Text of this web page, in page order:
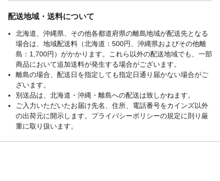
配送地域・送料について
北海道、沖縄県、その他各都道府県の離島地域が配送先となる
場合は、地域配送料（北海道：500円、沖縄県およびその他離
島：1,700円）がかかります。これら以外の配送地域でも、一部
商品において追加送料が発生する場合がございます。
離島の場合、配送日を指定しても指定日通り届かない場合がご
ざいます。
別送品は、北海道・沖縄・離島への配送は致しかねます。
ご入力いただいたお届け先名、住所、電話番号をカインズ以外
の出荷元に開示します。プライバシーポリシーの規定に則り厳
重に取り扱います。